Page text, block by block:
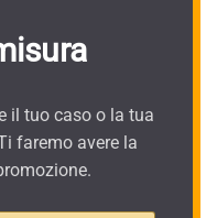
il tuo caso o la tua
faremo avere la